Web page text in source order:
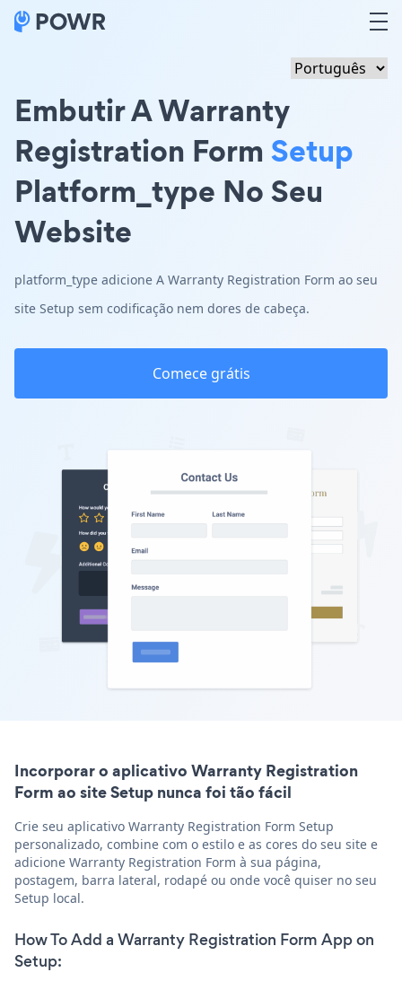
Embutir A Warranty
Registration Form Setup
Platform_type No Seu
Website
platform_type adicione A Warranty Registration Form ao seu
site Setup sem codificação nem dores de cabeça.
Comece grátis
Incorporar o aplicativo Warranty Registration
Form ao site Setup nunca foi tão fácil
Crie seu aplicativo Warranty Registration Form Setup
personalizado, combine com o estilo e as cores do seu site e
adicione Warranty Registration Form à sua página,
postagem, barra lateral, rodapé ou onde você quiser no seu
Setup local.
How To Add a Warranty Registration Form App on
Setup: